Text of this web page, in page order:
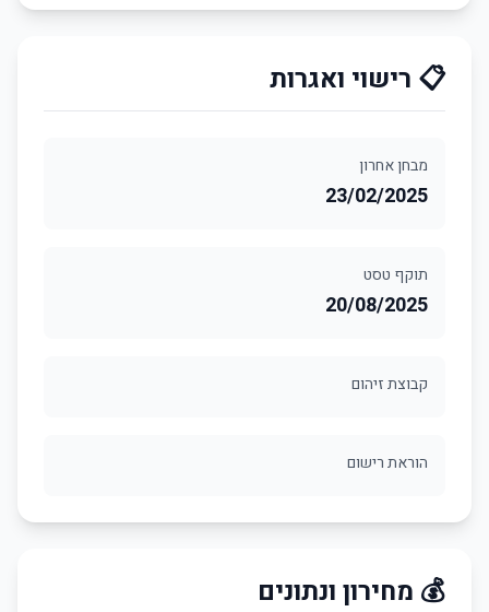
📋 רישוי ואגרות
מבחן אחרון
23/02/2025
תוקף טסט
20/08/2025
קבוצת זיהום
הוראת רישום
💰 מחירון ונתונים